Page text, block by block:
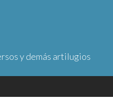
y demás artilugios